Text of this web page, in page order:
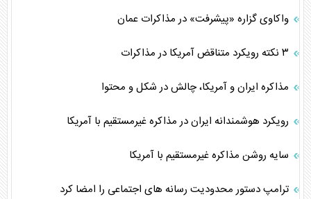
واکاوی گزاره «پیشرفت» در مذاکرات عمان
مذاکره ایران و آمریکا، چالش در شکل و محتوا
رویکرد هوشمندانه ایران در مذاکره غیرمستقیم با آمریکا
سایه روشن مذاکره غیرمستقیم با آمریکا
ترامپ دستور محدودیت رسانه های اجتماعی را امضا کرد